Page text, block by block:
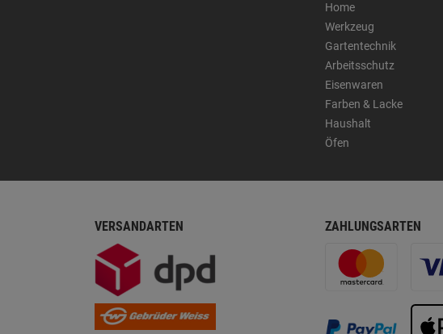
Home
Werkzeug
Gartentechnik
Arbeitsschutz
Eisenwaren
Farben & Lacke
Haushalt
Öfen
VERSANDARTEN ZAHLUNGSARTEN